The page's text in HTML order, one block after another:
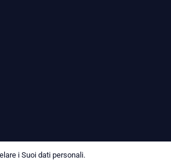
i Suoi dati personali.